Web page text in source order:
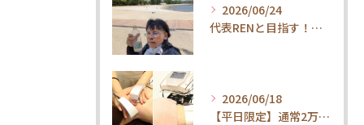
2026/06/24
代表RENと目指す！内臓ケア×ウォーキングで叶える「疲れ知らずの健康体」
2026/06/18
【平日限定】通常2万円→1.5万円！整体×内臓ケアで代謝UP・体質改善コース